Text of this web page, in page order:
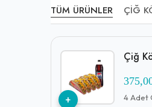
TÜM ÜRÜNLER ÇIĞ
+
Çiğ
4 Adet